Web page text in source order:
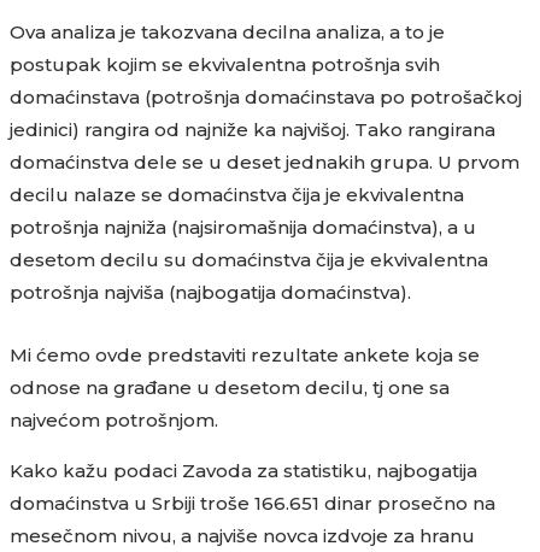
Ova analiza je takozvana decilna analiza, a to je
postupak kojim se ekvivalentna potrošnja svih
domaćinstava (potrošnja domaćinstava po potrošačkoj
jedinici) rangira od najniže ka najvišoj. Tako rangirana
domaćinstva dele se u deset jednakih grupa. U prvom
decilu nalaze se domaćinstva čija je ekvivalentna
potrošnja najniža (najsiromašnija domaćinstva), a u
desetom decilu su domaćinstva čija je ekvivalentna
potrošnja najviša (najbogatija domaćinstva).
Mi ćemo ovde predstaviti rezultate ankete koja se
odnose na građane u desetom decilu, tj one sa
najvećom potrošnjom.
Kako kažu podaci Zavoda za statistiku, najbogatija
domaćinstva u Srbiji troše 166.651 dinar prosečno na
mesečnom nivou, a najviše novca izdvoje za hranu